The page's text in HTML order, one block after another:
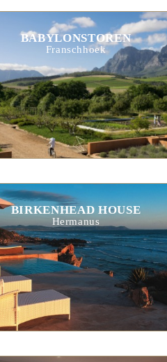
BABYLONSTOREN
Franschhoek
BIRKENHEAD HOUSE
Hermanus